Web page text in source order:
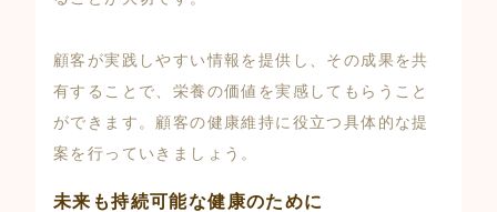
顧客が実践しやすい情報を提供し、その成果を共
有することで、栄養の価値を実感してもらうこと
ができます。顧客の健康維持に役立つ具体的な提
案を行っていきましょう。
未来も持続可能な健康のために